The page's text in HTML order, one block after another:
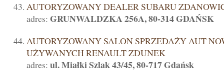
AUTORYZOWANY DEALER SUBARU
adres: GRUNWALDZKA 256A, 80-314 GDAŃSK
AUTORYZOWANY SALON SPRZEDAŻY AUT
UŻYWANYCH RENAULT ZDUNEK
adres: ul. Miałki Szlak 43/45, 80-717 Gdańsk